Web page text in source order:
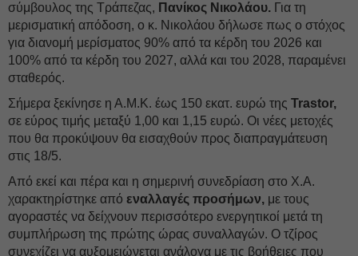
σύμβουλος της Τράπεζας, Πανίκος Νικολάου. Για τη
μερισματική απόδοση, ο κ. Νικολάου δήλωσε πως ο στόχος
για διανομή μερίσματος 90% από τα κέρδη του 2026 και
100% από τα κέρδη του 2027, αλλά και του 2028, παραμένει
σταθερός.
Σήμερα ξεκίνησε η Α.Μ.Κ. έως 150 εκατ. ευρώ της Trastor,
σε εύρος τιμής μεταξύ 1,00 και 1,15 ευρώ. Οι νέες μετοχές
που θα προκύψουν θα εισαχθούν προς διαπραγμάτευση
στις 18/5.
Από εκεί και πέρα και η σημερινή συνεδρίαση στο Χ.Α.
χαρακτηρίστηκε από εναλλαγές προσήμων, με τους
αγοραστές να δείχνουν περισσότερο ενεργητικοί μετά τη
συμπλήρωση της πρώτης ώρας συναλλαγών. Ο τζίρος
συνεχίζει να αυξομειώνεται ανάλογα με τις βοήθειες που